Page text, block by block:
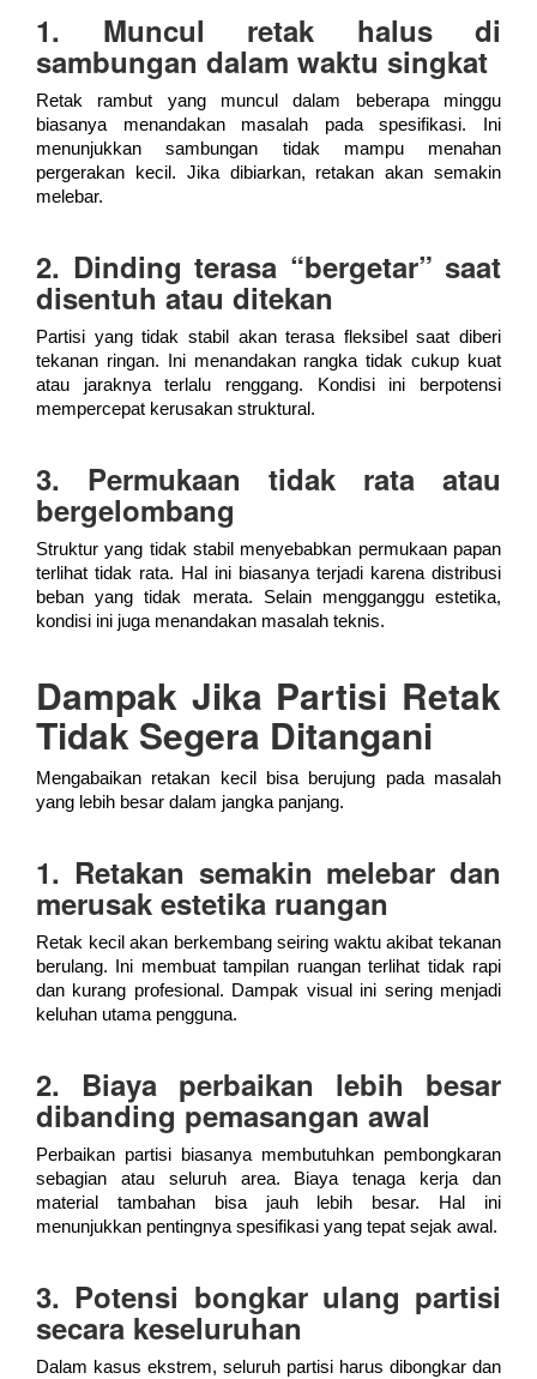
1. Muncul retak halus di
sambungan dalam waktu singkat
Retak rambut yang muncul dalam beberapa minggu
biasanya menandakan masalah pada spesifikasi. Ini
menunjukkan sambungan tidak mampu menahan
pergerakan kecil. Jika dibiarkan, retakan akan semakin
melebar.
2. Dinding terasa “bergetar” saat
disentuh atau ditekan
Partisi yang tidak stabil akan terasa fleksibel saat diberi
tekanan ringan. Ini menandakan rangka tidak cukup kuat
atau jaraknya terlalu renggang. Kondisi ini berpotensi
mempercepat kerusakan struktural.
3. Permukaan tidak rata atau
bergelombang
Struktur yang tidak stabil menyebabkan permukaan papan
terlihat tidak rata. Hal ini biasanya terjadi karena distribusi
beban yang tidak merata. Selain mengganggu estetika,
kondisi ini juga menandakan masalah teknis.
Dampak Jika Partisi Retak
Tidak Segera Ditangani
Mengabaikan retakan kecil bisa berujung pada masalah
yang lebih besar dalam jangka panjang.
1. Retakan semakin melebar dan
merusak estetika ruangan
Retak kecil akan berkembang seiring waktu akibat tekanan
berulang. Ini membuat tampilan ruangan terlihat tidak rapi
dan kurang profesional. Dampak visual ini sering menjadi
keluhan utama pengguna.
2. Biaya perbaikan lebih besar
dibanding pemasangan awal
Perbaikan partisi biasanya membutuhkan pembongkaran
sebagian atau seluruh area. Biaya tenaga kerja dan
material tambahan bisa jauh lebih besar. Hal ini
menunjukkan pentingnya spesifikasi yang tepat sejak awal.
3. Potensi bongkar ulang partisi
secara keseluruhan
Dalam kasus ekstrem, seluruh partisi harus dibongkar dan